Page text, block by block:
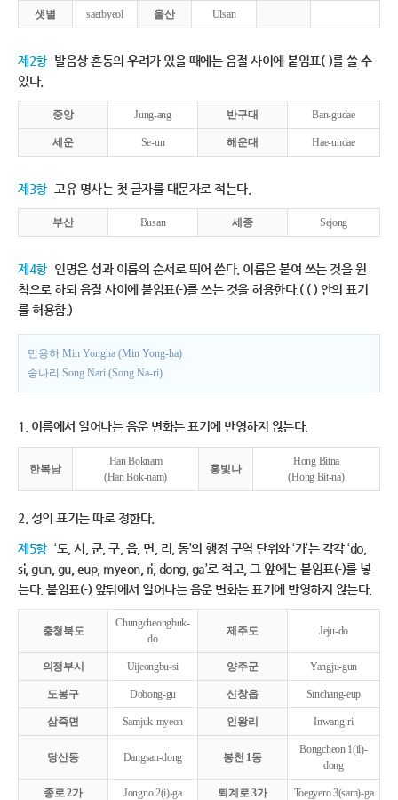
샛별 saetbyeol 울산 Ulsan
제2항 발음상 혼동의 우려가 있을 때에는 음절 사이에 붙임표(-)를 쓸 수
있다.
중앙 Jung-ang 반구대 Ban-gudae
세운 Se-un 해운대 Hae-undae
제3항 고유 명사는 첫 글자를 대문자로 적는다.
부산 Busan 세종 Sejong
제4항 인명은 성과 이름의 순서로 띄어 쓴다. 이름은 붙여 쓰는 것을 원
칙으로 하되 음절 사이에 붙임표(-)를 쓰는 것을 허용한다.( ( ) 안의 표기
를 허용함.)
민용하 Min Yongha (Min Yong-ha)
송나리 Song Nari (Song Na-ri)
1. 이름에서 일어나는 음운 변화는 표기에 반영하지 않는다.
한복남
Han Boknam
(Han Bok-nam)
홍빛나
Hong Bitna
(Hong Bit-na)
2. 성의 표기는 따로 정한다.
제5항 ‘도, 시, 군, 구, 읍, 면, 리, 동’의 행정 구역 단위와 ‘가’는 각각 ‘do,
si, gun, gu, eup, myeon, ri, dong, ga’로 적고, 그 앞에는 붙임표(-)를 넣
는다. 붙임표(-) 앞뒤에서 일어나는 음운 변화는 표기에 반영하지 않는다.
충청북도
Chungcheongbuk-
do
제주도 Jeju-do
의정부시 Uijeongbu-si 양주군 Yangju-gun
도봉구 Dobong-gu 신창읍 Sinchang-eup
삼죽면 Samjuk-myeon 인왕리 Inwang-ri
당산동 Dangsan-dong 봉천 1동
Bongcheon 1(il)-
dong
종로 2가 Jongno 2(i)-ga 퇴계로 3가 Toegyero 3(sam)-ga